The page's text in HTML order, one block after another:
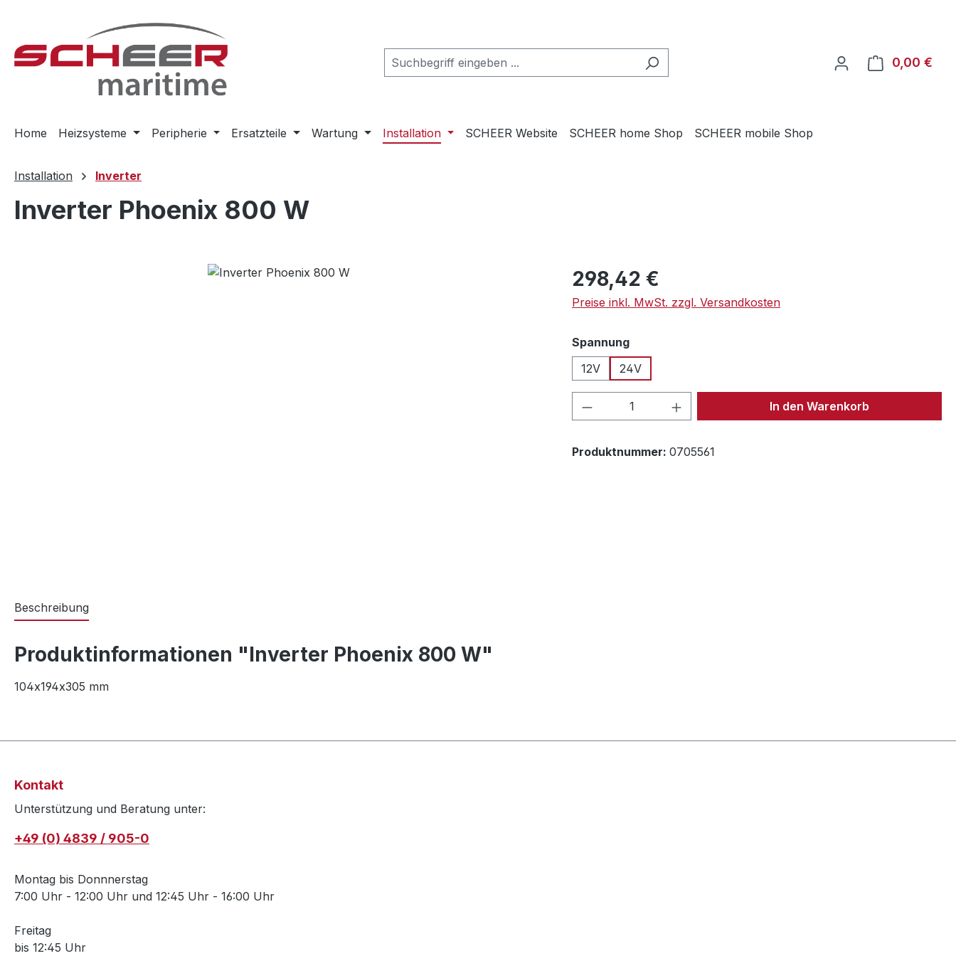
0,00 €
Home Heizsysteme Peripherie Ersatzteile Wartung Installation SCHEER Website SCHEER home Shop SCHEER mobile Shop
Installation Inverter
Inverter Phoenix 800 W
Regulärer Preis:
298,42 €
Preise inkl. MwSt. zzgl. Versandkosten
Spannungauswählen
12V
24V
Produkt Anzahl: Gib den gewünschten Wert
In den Warenkorb
Produktnummer: 0705561
Beschreibung
Produktinformationen "Inverter Phoenix 800 W"
104x194x305 mm
Kontakt
Unterstützung und Beratung unter:
+49 (0) 4839 / 905-0
Montag bis Donnnerstag
7:00 Uhr - 12:00 Uhr und 12:45 Uhr - 16:00 Uhr
Freitag
bis 12:45 Uhr